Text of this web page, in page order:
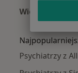
Więcej (15)
Więcej w
Psychiatrzy z